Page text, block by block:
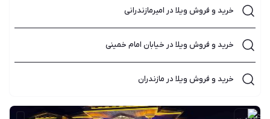
خرید و فروش ویلا در امیرمازندرانی
خرید و فروش ویلا در خیابان امام خمینی
خرید و فروش ویلا در مازندران